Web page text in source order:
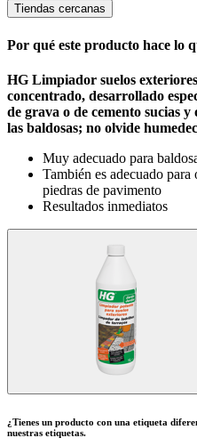
Tiendas cercanas
Por qué este producto hace lo
HG Limpiador suelos
concentrado, desarrollado
de grava o de cemento sucias
las baldosas; no olvide
Muy adecuado para
También es adecuado
piedras de pavimento
Resultados inmediatos
¿Tienes un producto con una etiqueta
nuestras etiquetas.